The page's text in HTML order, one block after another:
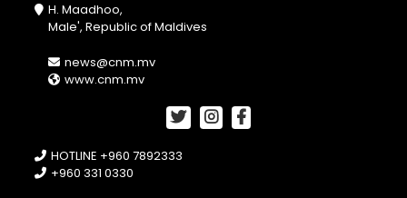
H. Maadhoo,
Male', Republic of Maldives
news@cnm.mv
www.cnm.mv
HOTLINE +960 7892333
+960 331 0330